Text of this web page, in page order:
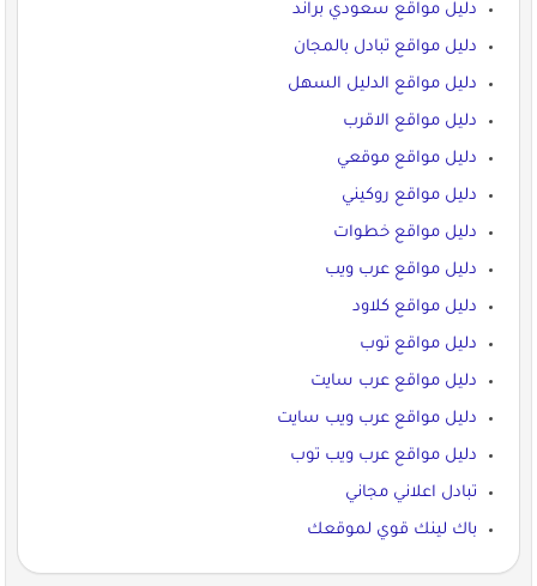
دليل مواقع سعودي براند
دليل مواقع تبادل بالمجان
دليل مواقع الدليل السهل
دليل مواقع الاقرب
دليل مواقع موقعي
دليل مواقع روكيني
دليل مواقع خطوات
دليل مواقع عرب ويب
دليل مواقع كلاود
دليل مواقع توب
دليل مواقع عرب سايت
دليل مواقع عرب ويب سايت
دليل مواقع عرب ويب توب
تبادل اعلاني مجاني
باك لينك قوي لموقعك